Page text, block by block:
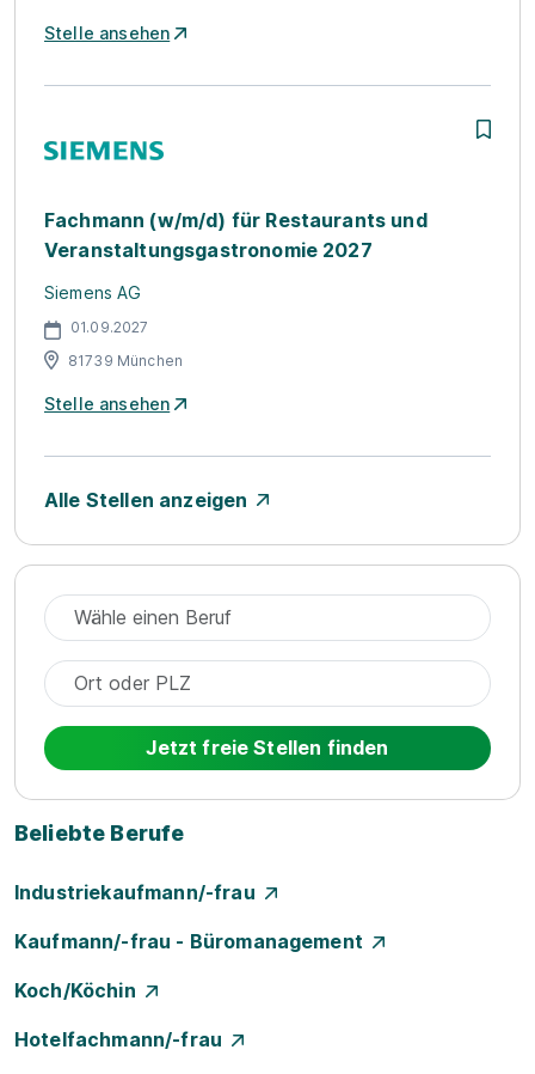
Stelle ansehen
Fachmann (w/m/d) für Restaurants und
Veranstaltungsgastronomie 2027
Siemens AG
01.09.2027
81739 München
Stelle ansehen
Alle Stellen anzeigen
Jetzt freie Stellen finden
Beliebte Berufe
Industriekaufmann/-frau
Kaufmann/-frau - Büromanagement
Koch/Köchin
Hotelfachmann/-frau